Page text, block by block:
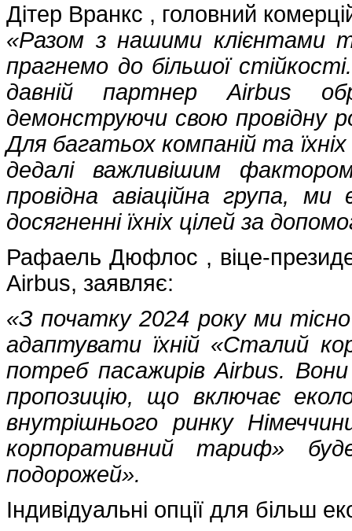
Дітер Вранкс , головний
«Разом з нашими клієнтами
прагнемо до більшої
давній партнер Airbus
демонструючи свою провідну
Для багатьох компаній та
дедалі важливішим
провідна авіаційна група,
досягненні їхніх цілей за
Рафаель Дюфлос , віце-
Airbus, заявляє:
«З початку 2024 року ми
адаптувати їхній «Сталий
потреб пасажирів Airbus.
пропозицію, що включає
внутрішнього ринку
корпоративний тариф»
подорожей».
Індивідуальні опції для більш